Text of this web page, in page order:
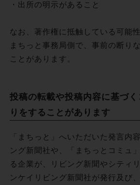
・出所の明示があること
なお、著作権に抵触している可能
まちっと事務局側で、事前の断り
ことがあります。
投稿の転載や投稿内容に基づく
りをすることがあります
「まちっと」へいただいた発言内
ング新聞社や、「まちっとコミュ
る企業が、リビング新聞やシティ
ンケイリビング新聞社が発行及び